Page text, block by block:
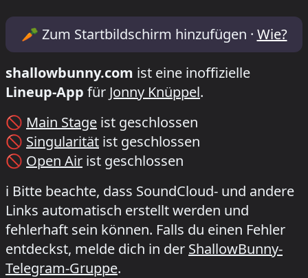
Lineup & Timetable for Praerie Festival
🥕 Zum Startbildschirm hinzufügen · Wie?
shallowbunny.com ist eine inoffizielle
Lineup-App für Jonny Knüppel.
🚫 Main Stage ist geschlossen
🚫 Singularität ist geschlossen
🚫 Open Air ist geschlossen
ℹ️ Bitte beachte, dass SoundCloud- und andere
Links automatisch erstellt werden und
fehlerhaft sein können. Falls du einen Fehler
entdeckst, melde dich in der ShallowBunny-
Telegram-Gruppe.